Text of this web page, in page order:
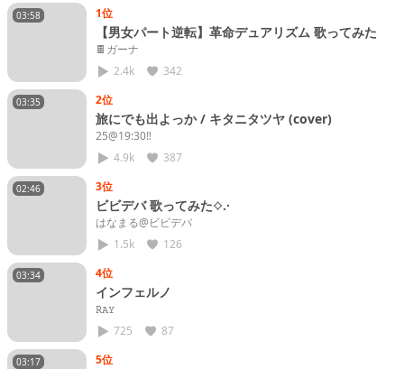
03:58 1位
【男女パート逆転】革命デュアリズム 歌ってみた
🍫ガーナ
2.4k
342
03:35 2位
旅にでも出よっか / キタニタツヤ (cover)
25@19:30‼️
4.9k
387
02:46 3位
ビビデバ 歌ってみた⟡.·
はなまる@ビビデバ
1.5k
126
03:34 4位
インフェルノ
𝚁𝙰𝚈
725
87
03:17 5位